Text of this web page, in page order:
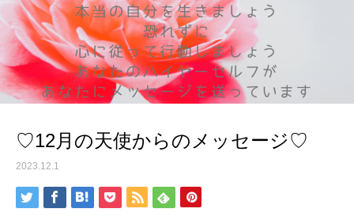
♡12月の天使からのメッセージ♡
2023.12.1